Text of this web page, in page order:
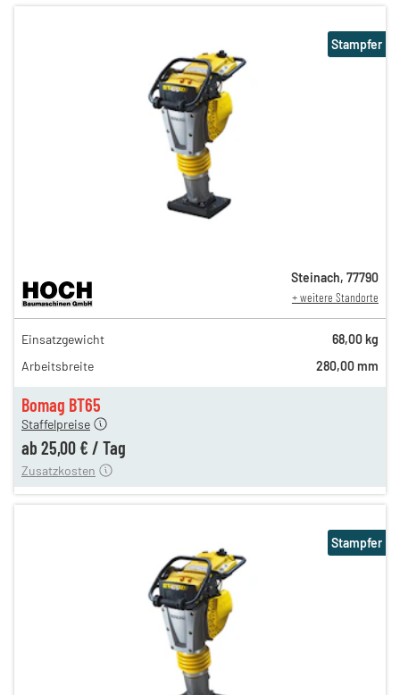
Bomag BT65
43,00 €
37,00 €
29,00 €
Staffelpreise
ab 25,00 € / Tag
12,00 €
Zusatzkosten
Stampfer
Steinach, 77790
+ weitere Standorte
Einsatzgewicht
68,00 kg
Arbeitsbreite
280,00 mm
Stampfer